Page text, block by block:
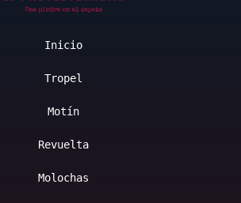
Inicio
Tropel
Motín
Revuelta
Molochas